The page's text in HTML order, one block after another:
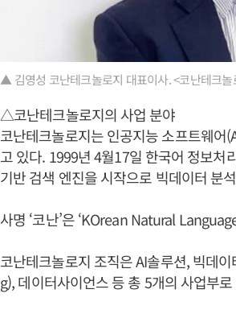
▲ 김영성 코난테크놀로지 대표이사. <코난테크놀
△코난테크놀로지의 사업 분야
코난테크놀로지는 인공지능 소프트웨어
고 있다. 1999년 4월17일 한국어 정보처
기반 검색 엔진을 시작으로 빅데이터 분
사명 ‘코난’은 ‘KOrean Natural
코난테크놀로지 조직은 AI솔루션, 빅데
g), 데이터사이언스 등 총 5개의 사업부